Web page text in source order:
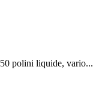
polini liquide, vario...